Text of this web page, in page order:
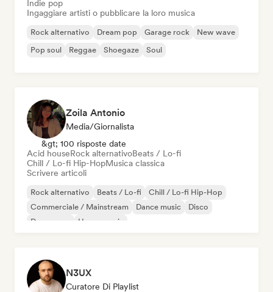
Indie pop
Ingaggiare artisti o pubblicare la loro musica
Rock alternativo Dream pop Garage rock
New wave
Pop soul
Reggae Shoegaze Soul
Zoila Antonio
Media/Giornalista
&gt; 100 risposte date
Acid houseRock alternativoBeats / Lo-fi
Chill / Lo-fi Hip-HopMusica classica
Scrivere articoli
Rock alternativo Beats / Lo-fi
Chill / Lo-fi Hip-Hop
Commerciale / Mainstream
Dance music
Disco
Dream pop
House music
N3UX
Curatore Di Playlist